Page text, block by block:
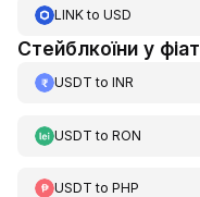
LINKto USD
Стейблкоїни у фіат
USDT to INR
USDT to RON
USDT to PHP